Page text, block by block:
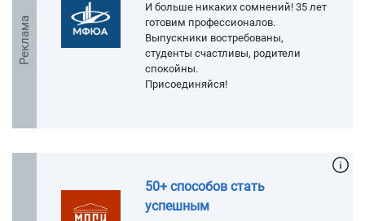
Реклама
И больше никаких сомнений! 35 лет
готовим профессионалов.
Выпускники востребованы,
студенты счастливы, родители
спокойны.
Присоединяйся!
50+ способов стать
успешным